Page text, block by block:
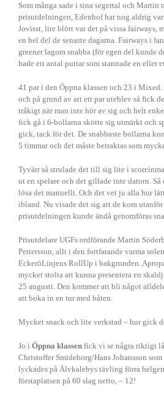
Som många sade i sina segertal och Martin
prisutdelningen, Edenhof har nog aldrig
Jovisst, lite blött var det på vissa fairways,
en hel del de senaste dagarna. Fairways i
greener lagom snabba (för egen del kunde
hade ett antal puttar som stannade en eller
41 par i den Öppna klassen och 23 i
och på grund av att ett par uteblev så fick
tråkigt när man inte hör av sig och helt
fick gå i 6-bollarna skötte sig utmärkt och
gick, tack för det. De snabbaste bollarna
5 timmar och det måste betraktas som
Tyvärr så strulade det till sig lite i
ut en spelare och det gillade inte datorn.
lösa det manuellt. Och det vet ju alla hur
ibland. Nu visade det sig att de kom
prisutdelningen kunde ändå genomföras
Prisutdelare UGFs ordförande Martin
Pettersson, allt i den fortfarande varma
EckeröLinjens RollUp i bakgrunden.
mycket stolta att kunna presentera en
25 augusti. Den kommer att bli något
att boka in en tur med båten.
Mycket snack och lite verkstad – hur gick
Jo i Öppna klassenfick vi se några riktigt
Christoffer Smideborg/Hans Johansson
lyckades på Älvkalebys tävling förra
förstaplatsen på 60 slag netto, – 12!